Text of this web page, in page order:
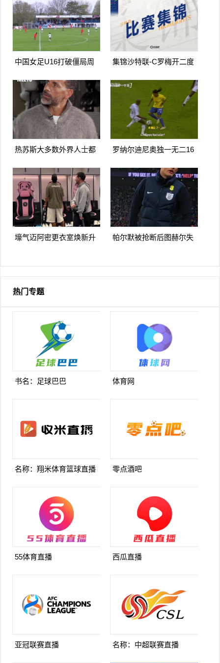
得手
浦
中国女足U16打破僵局周
远角破门
集锦沙特联-C罗梅开二度
热苏斯大多数外界人士都
么
罗纳尔迪尼奥独一无二16
糕时刻
壕气迈阿密更衣室焕新升
帕尔默被抢断后图赫尔失
破门
热门专题
书名：足球巴巴 体育网
名称：翔米体育篮球直播 零点酒吧
55体育直播 西瓜直播
亚冠联赛直播 名称：中超联赛直播